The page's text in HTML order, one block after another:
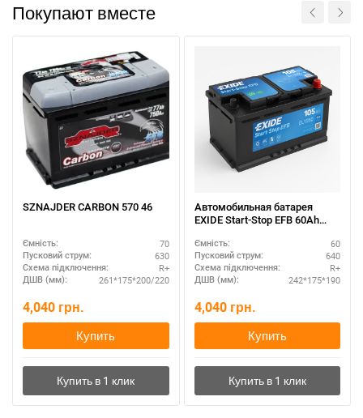
Покупают вместе
SZNAJDER CARBON 570 46
Ємність: 70
Пусковий струм: 630
Схема підключення: R+
ДШВ (мм): 261*175*200/220
4,040 грн.
Купить
Автомобильная батарея
EXIDE Start-Stop EFB 60Ah
экономичный вариант
Ємність: 60
Пусковий струм: 640
Схема підключення: R+
ДШВ (мм): 242*175*190
4,040 грн.
Купить